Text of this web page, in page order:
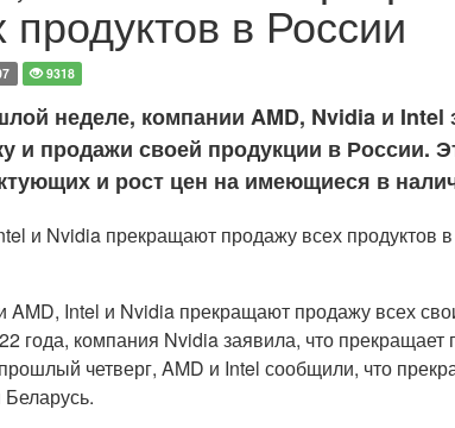
продуктов в России
9318
неделе, компании AMD, Nvidia и Intel
и продажи своей продукции в России.
и рост цен на имеющиеся в
AMD, Intel и Nvidia прекращают продажу всех
года, компания Nvidia заявила, что прекращает
четверг, AMD и Intel сообщили, что